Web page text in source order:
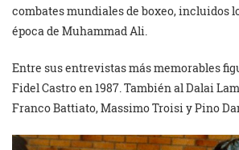
combates mundiales de boxeo, incluidos
época de Muhammad Ali.
Entre sus entrevistas más memorables
Fidel Castro en 1987. También al Dalai
Franco Battiato, Massimo Troisi y Pino